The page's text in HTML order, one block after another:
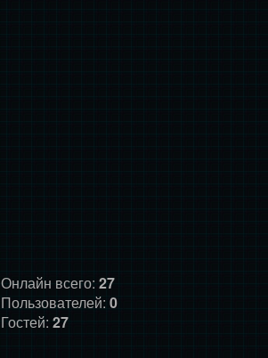
Онлайн всего: 27
Пользователей: 0
Гостей: 27